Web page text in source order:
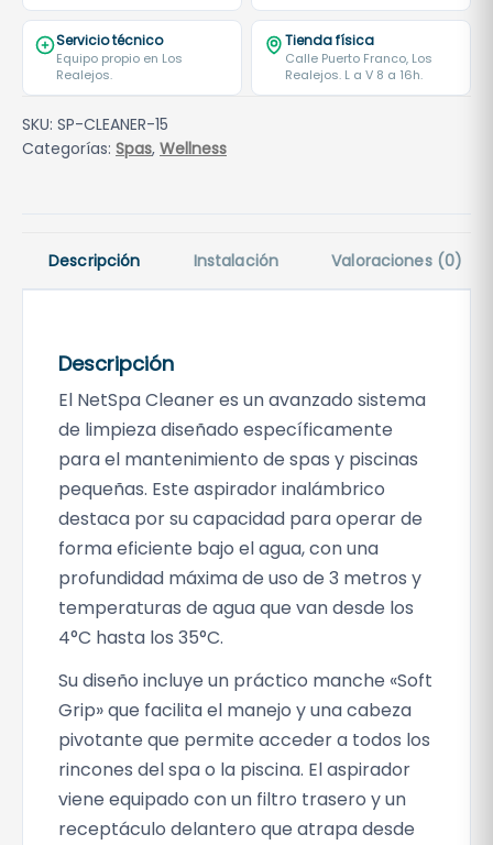
Servicio técnico
Equipo propio en Los
Realejos.
Tienda física
Calle Puerto Franco, Los
Realejos. L a V 8 a 16h.
SKU: SP-CLEANER-15
Categorías: Spas, Wellness
Descripción Instalación Valoraciones (0)
Descripción
El NetSpa Cleaner es un avanzado sistema
de limpieza diseñado específicamente
para el mantenimiento de spas y piscinas
pequeñas. Este aspirador inalámbrico
destaca por su capacidad para operar de
forma eficiente bajo el agua, con una
profundidad máxima de uso de 3 metros y
temperaturas de agua que van desde los
4°C hasta los 35°C.
Su diseño incluye un práctico manche «Soft
Grip» que facilita el manejo y una cabeza
pivotante que permite acceder a todos los
rincones del spa o la piscina. El aspirador
viene equipado con un filtro trasero y un
receptáculo delantero que atrapa desde